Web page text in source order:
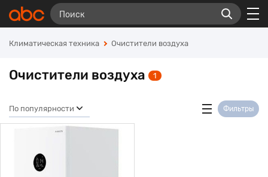
Климатическая техника Очистители воздуха
Очистители воздуха 1
По популярности Фильтры